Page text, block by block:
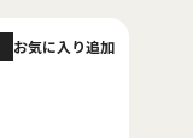
お気に入り追加